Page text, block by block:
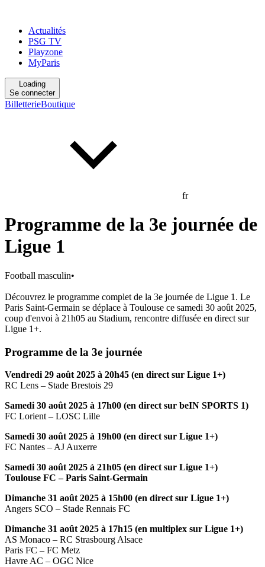
Actualités
PSG TV
Playzone
MyParis
Loading
Se connecter
BilletterieBoutique
fr
Programme de la 3e journée de
Ligue 1
Football masculin•
Découvrez le programme complet de la 3e journée de Ligue 1. Le
Paris Saint-Germain se déplace à Toulouse ce samedi 30 août 2025,
coup d'envoi à 21h05 au Stadium, rencontre diffusée en direct sur
Ligue 1+.
Programme de la 3e journée
Vendredi 29 août 2025 à 20h45 (en direct sur Ligue 1+)
RC Lens – Stade Brestois 29
Samedi 30 août 2025 à 17h00 (en direct sur beIN SPORTS 1)
FC Lorient – LOSC Lille
Samedi 30 août 2025 à 19h00 (en direct sur Ligue 1+)
FC Nantes – AJ Auxerre
Samedi 30 août 2025 à 21h05 (en direct sur Ligue 1+)
Toulouse FC – Paris Saint-Germain
Dimanche 31 août 2025 à 15h00 (en direct sur Ligue 1+)
Angers SCO – Stade Rennais FC
Dimanche 31 août 2025 à 17h15 (en multiplex sur Ligue 1+)
AS Monaco – RC Strasbourg Alsace
Paris FC – FC Metz
Havre AC – OGC Nice